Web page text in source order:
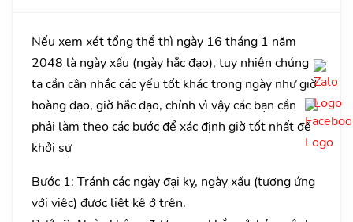
Nếu xem xét tổng thể thì ngày 16 tháng 1 năm
2048 là ngày xấu (ngày hắc đạo), tuy nhiên chúng
ta cần cân nhắc các yếu tốt khác trong ngày như giờ
hoàng đạo, giờ hắc đạo, chính vì vậy các bạn cần
phải làm theo các bước để xác định giờ tốt nhất để
khởi sự
Bước 1: Tránh các ngày đại kỵ, ngày xấu (tương ứng
với việc) được liệt kê ở trên.